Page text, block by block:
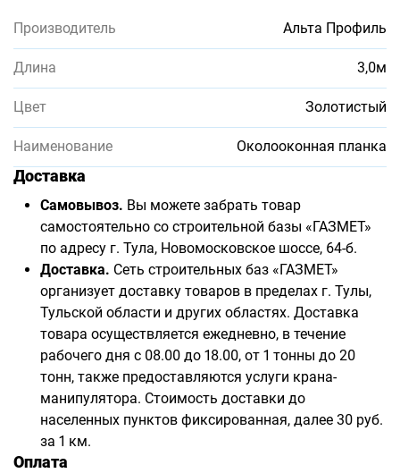
Производитель Альта Профиль
Длина 3,0м
Цвет Золотистый
Наименование Околооконная планка
Доставка
Самовывоз. Вы можете забрать товар
самостоятельно со строительной базы «ГАЗМЕТ»
по адресу г. Тула, Новомосковское шоссе, 64-б.
Доставка. Сеть строительных баз «ГАЗМЕТ»
организует доставку товаров в пределах г. Тулы,
Тульской области и других областях. Доставка
товара осуществляется ежедневно, в течение
рабочего дня с 08.00 до 18.00, от 1 тонны до 20
тонн, также предоставляются услуги крана-
манипулятора. Стоимость доставки до
населенных пунктов фиксированная, далее 30 руб.
за 1 км.
Оплата